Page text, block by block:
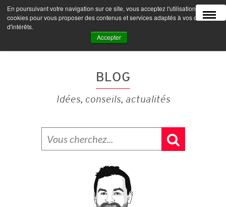
En poursuivant votre navigation sur ce site, vous acceptez l'utilisation de
cookies pour vous proposer des contenus et services adaptés à vos centres
d'intérêts.
Accepter
MENU
BLOG
Idées, conseils, actualités